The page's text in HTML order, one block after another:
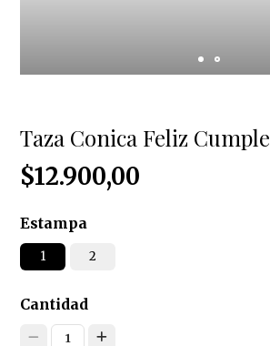
Taza Conica Feliz Cumple
$12.900,00
Estampa
1 2
Cantidad
1